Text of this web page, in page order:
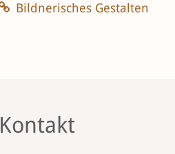
Bildnerisches Gestalten
Kontakt